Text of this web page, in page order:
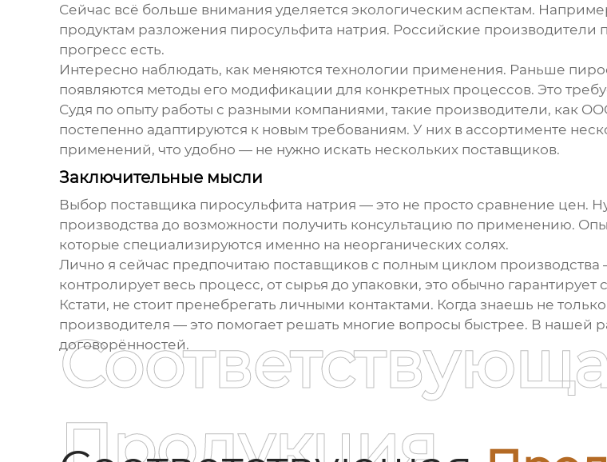
Сейчас всё больше внимания уделяется экологическим аспектам.
продуктам разложения пиросульфита натрия. Российские производители
прогресс есть.
Интересно наблюдать, как меняются технологии применения. Раньше
появляются методы его модификации для конкретных процессов. Это
Судя по опыту работы с разными компаниями, такие производители, как
постепенно адаптируются к новым требованиям. У них в ассортименте
применений, что удобно — не нужно искать нескольких поставщиков.
Заключительные мысли
Выбор поставщика пиросульфита натрия — это не просто сравнение цен.
производства до возможности получить консультацию по применению.
которые специализируются именно на неорганических солях.
Лично я сейчас предпочитаю поставщиков с полным циклом
контролирует весь процесс, от сырья до упаковки, это обычно гарантирует
Кстати, не стоит пренебрегать личными контактами. Когда знаешь не
производителя — это помогает решать многие вопросы быстрее. В нашей
договорённостей.